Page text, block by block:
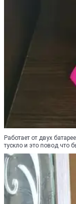
Работает от двух
тускло и это повод что